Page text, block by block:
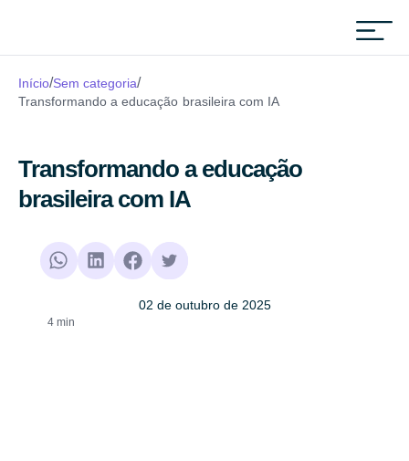
Início/Sem categoria/
Transformando a educação brasileira com IA
Transformando a educação
brasileira com IA
02 de outubro de 2025
4 min